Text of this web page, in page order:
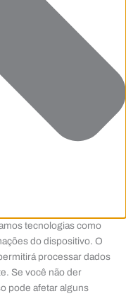
tecnologias como
do dispositivo. O
processar dados
Se você não der
pode afetar alguns